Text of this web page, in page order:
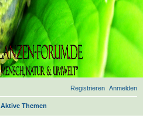
Anmelden
Registrieren
Aktive Themen